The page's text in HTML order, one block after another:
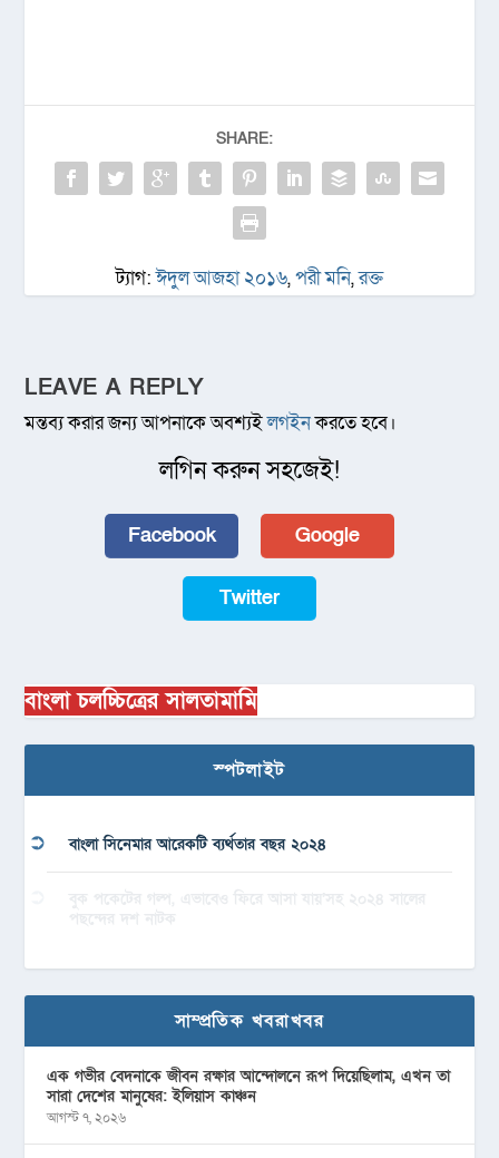
SHARE:
ট্যাগ:ঈদুল আজহা ২০১৬,পরী মনি,রক্ত
LEAVE A REPLY
মন্তব্য করার জন্য আপনাকে অবশ্যইলগইনকরতে হবে।
লগিন করুন সহজেই!
Facebook Google
Twitter
বাংলা চলচ্চিত্রের সালতামামি
স্পটলাইট
বাংলা সিনেমার আরেকটি ব্যর্থতার বছর ২০২৪
সাম্প্রতিক খবরাখবর
এক গভীর বেদনাকে জীবন রক্ষার আন্দোলনে রূপ দিয়েছিলাম, এখন তা
সারা দেশের মানুষের: ইলিয়াস কাঞ্চন
আগস্ট ৭, ২০২৬